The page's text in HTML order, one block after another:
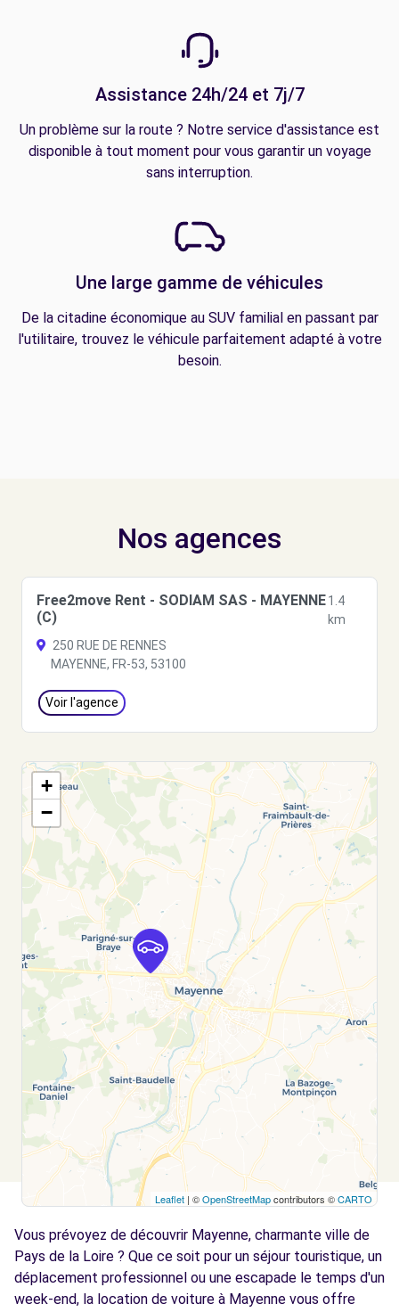
Assistance 24h/24 et 7j/7
Un problème sur la route ? Notre service d'assistance est
disponible à tout moment pour vous garantir un voyage
sans interruption.
Une large gamme de véhicules
De la citadine économique au SUV familial en passant par
l'utilitaire, trouvez le véhicule parfaitement adapté à votre
besoin.
Nos agences
Free2move Rent - SODIAM SAS - MAYENNE
(C)
1.4
km
250 RUE DE RENNES
MAYENNE, FR-53, 53100
Voir l'agence
+
−
Leaflet | ©OpenStreetMapcontributors ©CARTO
Vous prévoyez de découvrir Mayenne, charmante ville de
Pays de la Loire ? Que ce soit pour un séjour touristique, un
déplacement professionnel ou une escapade le temps d'un
week-end, la location de voiture à Mayenne vous offre